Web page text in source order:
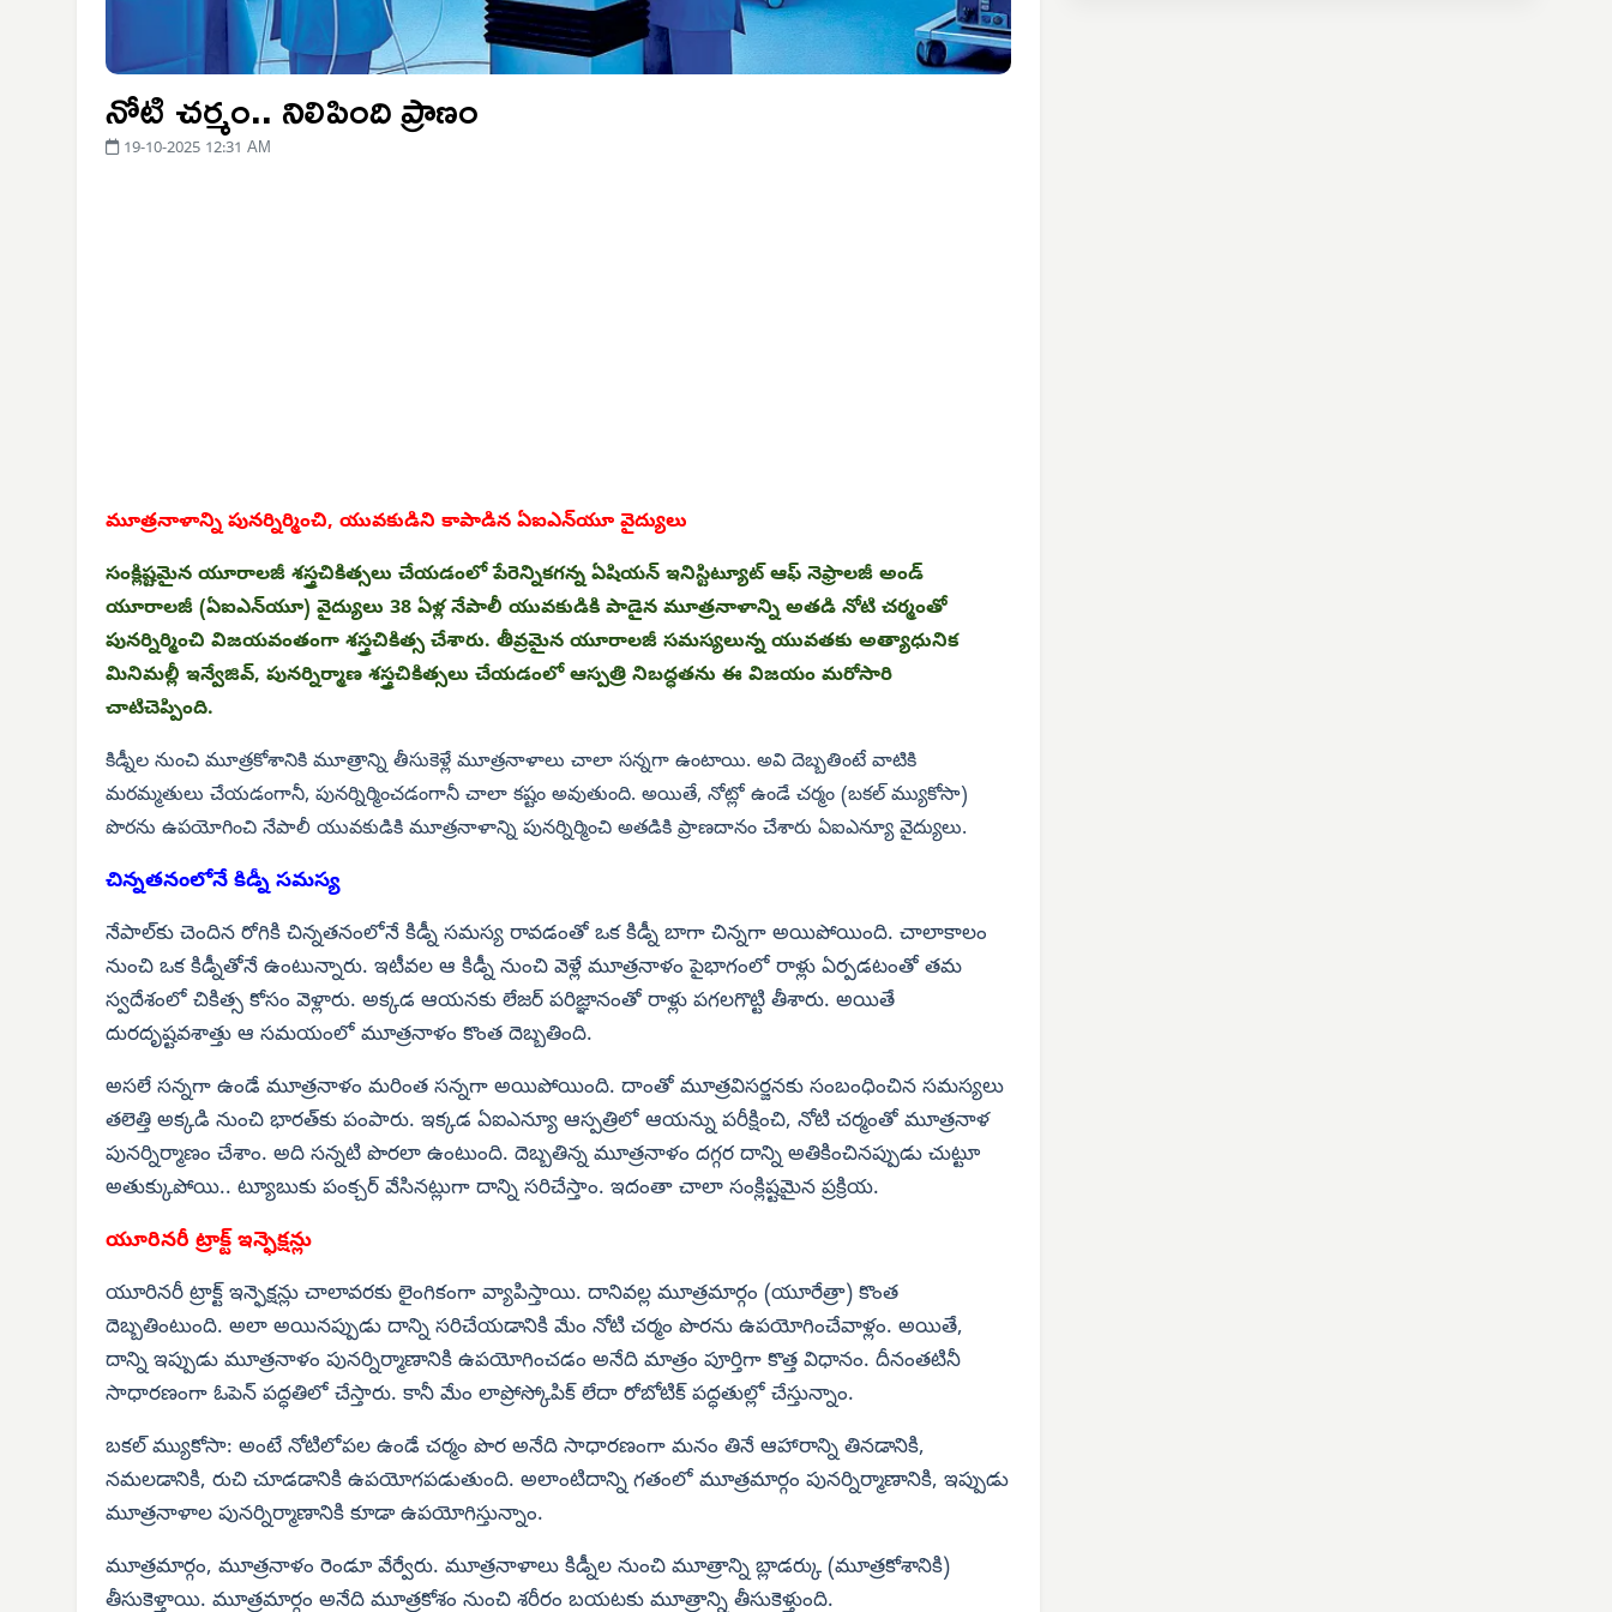
నోటి చర్మం.. నిలిపింది ప్రాణం
19-10-2025 12:31 AM
మూత్రనాళాన్ని పునర్నిర్మించి, యువకుడిని కాపాడిన ఏఐఎన్‌యూ వైద్యులు
సంక్లిష్టమైన యూరాలజీ శస్త్రచికిత్సలు చేయడంలో పేరెన్నికగన్న ఏషియన్ ఇనిస్టిట్యూట్ ఆఫ్ నెఫ్రాలజీ అండ్
యూరాలజీ (ఏఐఎన్‌యూ) వైద్యులు 38 ఏళ్ల నేపాలీ యువకుడికి పాడైన మూత్రనాళాన్ని అతడి నోటి చర్మంతో
పునర్నిర్మించి విజయవంతంగా శస్త్రచికిత్స చేశారు. తీవ్రమైన యూరాలజీ సమస్యలున్న యువతకు అత్యాధునిక
మినిమల్లీ ఇన్వేజివ్, పునర్నిర్మాణ శస్త్రచికిత్సలు చేయడంలో ఆస్పత్రి నిబద్ధతను ఈ విజయం మరోసారి
చాటిచెప్పింది.
కిడ్నీల నుంచి మూత్రకోశానికి మూత్రాన్ని తీసుకెళ్లే మూత్రనాళాలు చాలా సన్నగా ఉంటాయి. అవి దెబ్బతింటే వాటికి
మరమ్మతులు చేయడంగానీ, పునర్నిర్మించడంగానీ చాలా కష్టం అవుతుంది. అయితే, నోట్లో ఉండే చర్మం (బకల్ మ్యుకోసా)
పొరను ఉపయోగించి నేపాలీ యువకుడికి మూత్రనాళాన్ని పునర్నిర్మించి అతడికి ప్రాణదానం చేశారు ఏఐఎన్యూ వైద్యులు.
చిన్నతనంలోనే కిడ్నీ సమస్య
నేపాల్‌కు చెందిన రోగికి చిన్నతనంలోనే కిడ్నీ సమస్య రావడంతో ఒక కిడ్నీ బాగా చిన్నగా అయిపోయింది. చాలాకాలం
నుంచి ఒక కిడ్నీతోనే ఉంటున్నారు. ఇటీవల ఆ కిడ్నీ నుంచి వెళ్లే మూత్రనాళం పైభాగంలో రాళ్లు ఏర్పడటంతో తమ
స్వదేశంలో చికిత్స కోసం వెళ్లారు. అక్కడ ఆయనకు లేజర్ పరిజ్ఞానంతో రాళ్లు పగలగొట్టి తీశారు. అయితే
దురదృష్టవశాత్తు ఆ సమయంలో మూత్రనాళం కొంత దెబ్బతింది.
అసలే సన్నగా ఉండే మూత్రనాళం మరింత సన్నగా అయిపోయింది. దాంతో మూత్రవిసర్జనకు సంబంధించిన సమస్యలు
తలెత్తి అక్కడి నుంచి భారత్‌కు పంపారు. ఇక్కడ ఏఐఎన్యూ ఆస్పత్రిలో ఆయన్ను పరీక్షించి, నోటి చర్మంతో మూత్రనాళ
పునర్నిర్మాణం చేశాం. అది సన్నటి పొరలా ఉంటుంది. దెబ్బతిన్న మూత్రనాళం దగ్గర దాన్ని అతికించినప్పుడు చుట్టూ
అతుక్కుపోయి.. ట్యూబుకు పంక్చర్ వేసినట్లుగా దాన్ని సరిచేస్తాం. ఇదంతా చాలా సంక్లిష్టమైన ప్రక్రియ.
యూరినరీ ట్రాక్ట్ ఇన్ఫెక్షన్లు
యూరినరీ ట్రాక్ట్ ఇన్ఫెక్షన్లు చాలావరకు లైంగికంగా వ్యాపిస్తాయి. దానివల్ల మూత్రమార్గం (యూరేత్రా) కొంత
దెబ్బతింటుంది. అలా అయినప్పుడు దాన్ని సరిచేయడానికి మేం నోటి చర్మం పొరను ఉపయోగించేవాళ్లం. అయితే,
దాన్ని ఇప్పుడు మూత్రనాళం పునర్నిర్మాణానికి ఉపయోగించడం అనేది మాత్రం పూర్తిగా కొత్త విధానం. దీనంతటినీ
సాధారణంగా ఓపెన్ పద్ధతిలో చేస్తారు. కానీ మేం లాప్రోస్కోపిక్ లేదా రోబోటిక్ పద్ధతుల్లో చేస్తున్నాం.
బకల్ మ్యుకోసా: అంటే నోటిలోపల ఉండే చర్మం పొర అనేది సాధారణంగా మనం తినే ఆహారాన్ని తినడానికి,
నమలడానికి, రుచి చూడడానికి ఉపయోగపడుతుంది. అలాంటిదాన్ని గతంలో మూత్రమార్గం పునర్నిర్మాణానికి, ఇప్పుడు
మూత్రనాళాల పునర్నిర్మాణానికి కూడా ఉపయోగిస్తున్నాం.
మూత్రమార్గం, మూత్రనాళం రెండూ వేర్వేరు. మూత్రనాళాలు కిడ్నీల నుంచి మూత్రాన్ని బ్లాడర్కు (మూత్రకోశానికి)
తీసుకెళ్తాయి. మూత్రమార్గం అనేది మూత్రకోశం నుంచి శరీరం బయటకు మూత్రాన్ని తీసుకెళ్తుంది.